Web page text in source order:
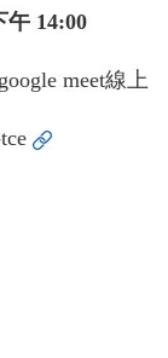
14:00
meet線上